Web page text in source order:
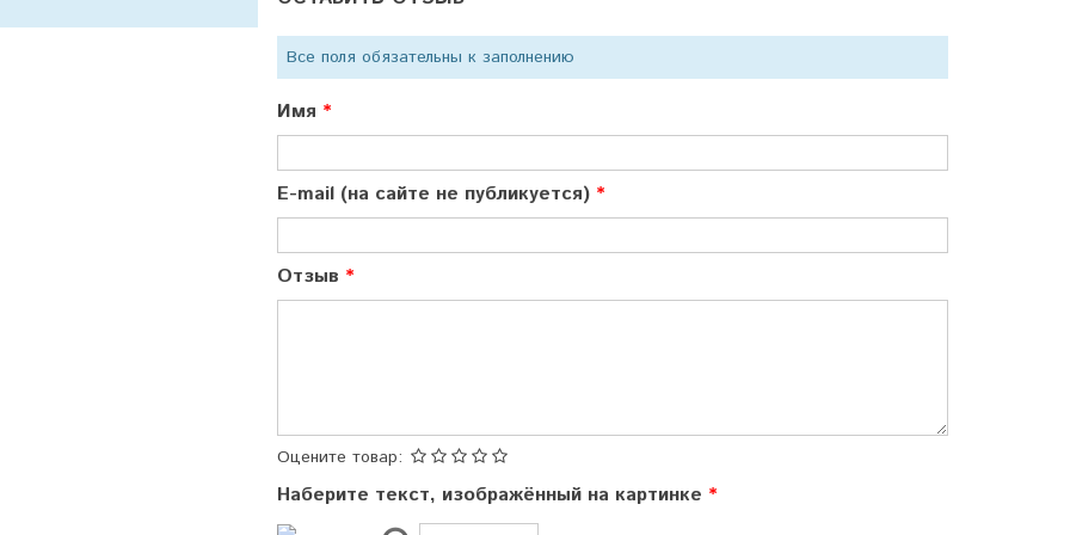
Все поля обязательны к заполнению
Имя
E-mail (на сайте не публикуется)
Отзыв
Оцените товар:
Наберите текст, изображённый на картинке